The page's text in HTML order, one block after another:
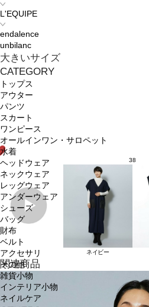
L'EQUIPE
endalence
unbilanc
大きいサイズ
CATEGORY
トップス
アウター
パンツ
スカート
ワンピース
オールインワン・サロペット
水着
ヘッドウェア
ネックウェア
レッグウェア
アンダーウェア
シューズ
バッグ
財布
ベルト
アクセサリ
その他
雑貨小物
インテリア小物
ネイルケア
38
ネイビー
関連商品